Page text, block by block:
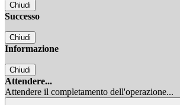
Chiudi
Successo
Chiudi
Informazione
Chiudi
Attendere...
Attendere il completamento dell'operazione...